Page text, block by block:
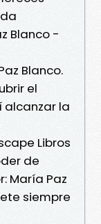
Blanco -
Blanco.
el
alcanzar la
Libros
de
María Paz
siempre